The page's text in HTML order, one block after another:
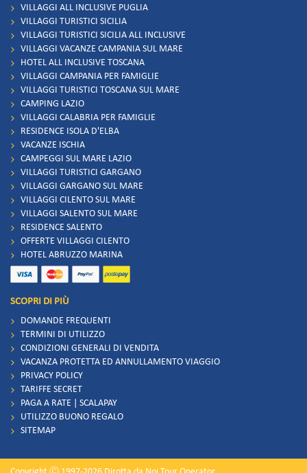
VILLAGGI ALL INCLUSIVE PUGLIA
VILLAGGI TURISTICI SICILIA
VILLAGGI TURISTICI SICILIA ALL INCLUSIVE
VILLAGGI VACANZE CAMPANIA SUL MARE
HOTEL ALL INCLUSIVE TOSCANA
VILLAGGI CAMPANIA PER FAMIGLIE
VILLAGGI TURISTICI TOSCANA SUL MARE
CAMPING LAZIO
VILLAGGI CALABRIA PER FAMIGLIE
RESIDENCE ISOLA D'ELBA
VACANZE ISCHIA
CAMPEGGI SUL MARE LAZIO
VILLAGGI TURISTICI GARGANO
VILLAGGI GARGANO SUL MARE
VILLAGGI CILENTO SUL MARE
VILLAGGI SALENTO SUL MARE
RESIDENCE SALENTO
OFFERTE VILLAGGI CILENTO
HOTEL ABRUZZO MARINA
SCOPRI DI PIÙ
DOMANDE FREQUENTI
TERMINI DI UTILIZZO
CONDIZIONI GENERALI DI VENDITA
VACANZA PROTETTA ED ANNULLAMENTO VIAGGIO
PRIVACY POLICY
TARIFFE SECRET
PAGA A RATE | SCALAPAY
UTILIZZO BUONO REGALO
SITEMAP